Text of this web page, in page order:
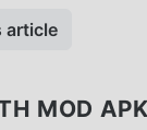
article
MOD